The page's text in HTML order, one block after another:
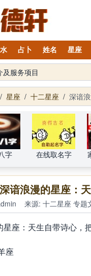
占卜 姓名 星座
及服务项目
/ 星座 / 十二星座 / 深谙
字
在线取名字
深谙浪漫的星座：
来源: 十二星座 专题
座：天生自带诗心，
座